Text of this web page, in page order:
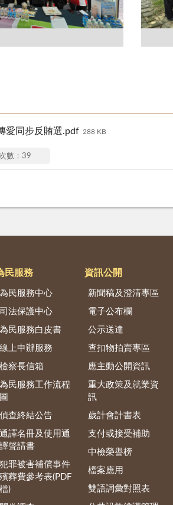
愛同步反賄選.pdf 288 KB
數：39
民服務
民服務中心
法保護中心
民服務白皮書
上申辦服務
察長信箱
民服務工作流程
查終結公告
譯名冊及使用通
聲請書
罪被害補償事件
葬費參考表(PDF
)
資訊公開
新聞稿及澄清專區
電子公布欄
公示送達
查扣物拍賣專區
應主動公開資訊
重大政策及就業資
訊
歲計會計書表
支付或接受補助
中檢榮譽榜
檔案應用
雙語詞彙對照表